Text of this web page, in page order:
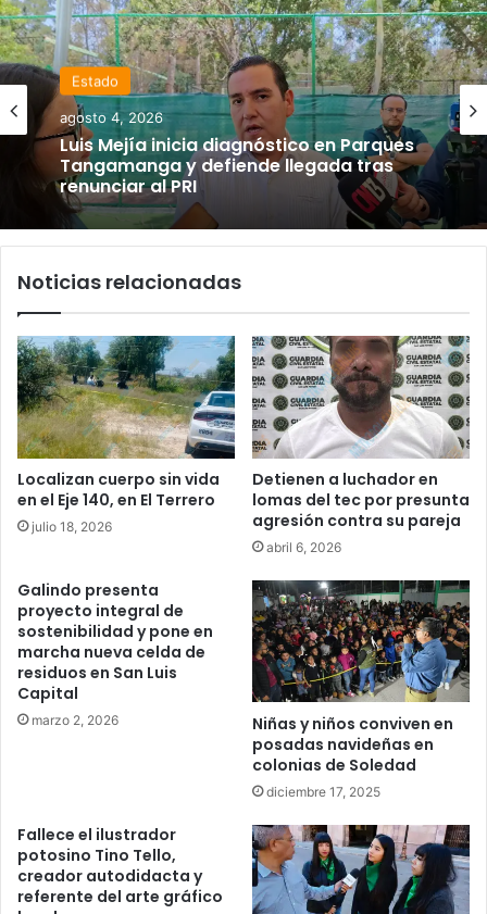
Estado
agosto 4, 2026
Luis Mejía inicia diagnóstico en Parques
Tangamanga y defiende llegada tras
renunciar al PRI
Noticias relacionadas
Localizan cuerpo sin vida
en el Eje 140, en El Terrero
julio 18, 2026
Detienen a luchador en
lomas del tec por presunta
agresión contra su pareja
abril 6, 2026
Galindo presenta
proyecto integral de
sostenibilidad y pone en
marcha nueva celda de
residuos en San Luis
Capital
marzo 2, 2026
Niñas y niños conviven en
posadas navideñas en
colonias de Soledad
diciembre 17, 2025
Fallece el ilustrador
potosino Tino Tello,
creador autodidacta y
referente del arte gráfico